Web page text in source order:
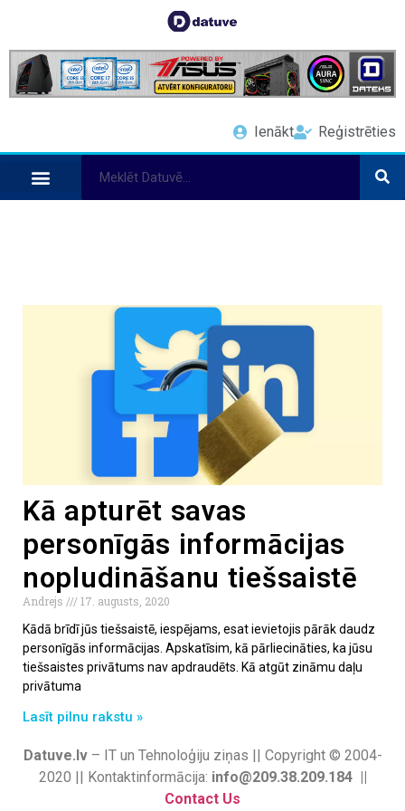
Ienākt Reģistrēties
Kā apturēt savas
personīgās informācijas
nopludināšanu tiešsaistē
Andrejs
17. augusts, 2020
Kādā brīdī jūs tiešsaistē, iespējams, esat ievietojis pārāk daudz
personīgās informācijas. Apskatīsim, kā pārliecināties, ka jūsu
tiešsaistes privātums nav apdraudēts. Kā atgūt zināmu daļu
privātuma
Lasīt pilnu rakstu »
Datuve.lv– IT un Tehnoloģiju ziņas || Copyright © 2004-
2020 || Kontaktinformācija: info@209.38.209.184 ||
Contact Us